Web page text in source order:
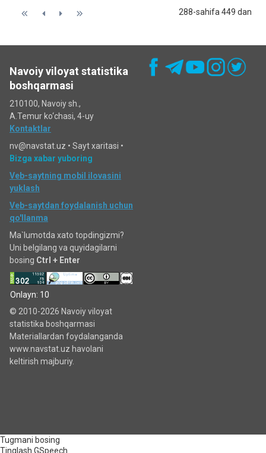
288-sahifa 449 dan
Navoiy viloyat statistika
boshqarmasi
210100, Navoiy sh.,
A.Temur ko‘chаsi, 4-uy
Kontaktlar
nv@navstat.uz • Sayt xaritasi •
Bizga xabar yuboring
Veb-saytning mobil ilovasini
yuklash
Veb-saytdan foydalanish uchun
qo'llanma
Ma`lumotda xato topdingizmi?
Uni belgilang va quyidagilarni
bosing Ctrl + Enter
Onlayn: 10
© 2010-2026 Navoiy viloyat
statistika boshqarmasi
Materiallardan foydalanganda
www.navstat.uz havolani
keltirish majburiy.
Tugmani bosing
Tinglash GSpeech